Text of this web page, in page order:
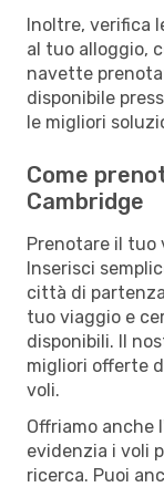
Inoltre, verifica
al tuo alloggio,
navette
disponibile
le migliori
Come
Cambridge
Prenotare il tuo
Inserisci
città di
tuo viaggio e
disponibili. Il
migliori offerte
voli.
Offriamo anche
evidenzia i voli
ricerca. Puoi